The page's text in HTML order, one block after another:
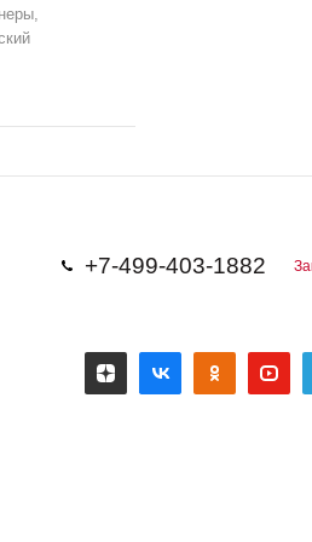
+7-499-403-1882